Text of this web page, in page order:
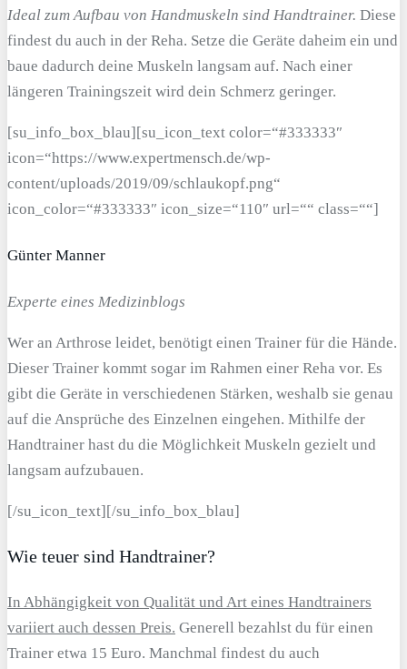
Ideal zum Aufbau von Handmuskeln sind Handtrainer. Diese
findest du auch in der Reha. Setze die Geräte daheim ein und
baue dadurch deine Muskeln langsam auf. Nach einer
längeren Trainingszeit wird dein Schmerz geringer.
[su_info_box_blau][su_icon_text color=“#333333″
icon=“https://www.expertmensch.de/wp-
content/uploads/2019/09/schlaukopf.png“
icon_color=“#333333″ icon_size=“110″ url=““ class=““]
Günter Manner
Experte eines Medizinblogs
Wer an Arthrose leidet, benötigt einen Trainer für die Hände.
Dieser Trainer kommt sogar im Rahmen einer Reha vor. Es
gibt die Geräte in verschiedenen Stärken, weshalb sie genau
auf die Ansprüche des Einzelnen eingehen. Mithilfe der
Handtrainer hast du die Möglichkeit Muskeln gezielt und
langsam aufzubauen.
[/su_icon_text][/su_info_box_blau]
Wie teuer sind Handtrainer?
In Abhängigkeit von Qualität und Art eines Handtrainers
variiert auch dessen Preis. Generell bezahlst du für einen
Trainer etwa 15 Euro. Manchmal findest du auch